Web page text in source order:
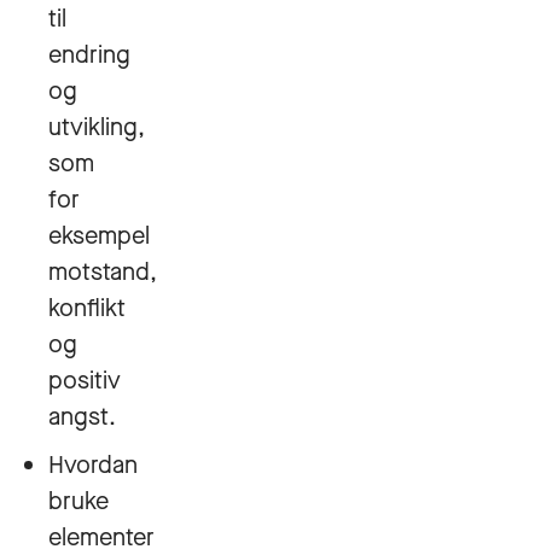
til
endring
og
utvikling,
som
for
eksempel
motstand,
konflikt
og
positiv
angst.
Hvordan
bruke
elementer